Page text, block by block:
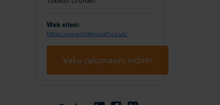
Web sitesi:
https://www.hobbycraft.co.uk/
Vaka çalışmasını indirin